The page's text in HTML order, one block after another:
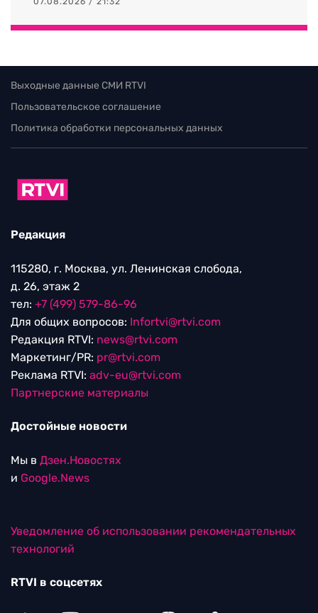
Выходные данные СМИ RTVI
Пользовательское соглашение
Политика обработки персональных данных
Редакция
115280, г. Москва, ул. Ленинская слобода,
д. 26, этаж 2
тел: +7 (499) 579-86-96
Для общих вопросов: Infortvi@rtvi.com
Редакция RTVI: news@rtvi.com
Маркетинг/PR: pr@rtvi.com
Реклама RTVI: adv-eu@rtvi.com
Партнерские материалы
Достойные новости
Мы в Дзен.Новостях
и Google.News
Уведомление об использовании рекомендательных
технологий
RTVI в соцсетях